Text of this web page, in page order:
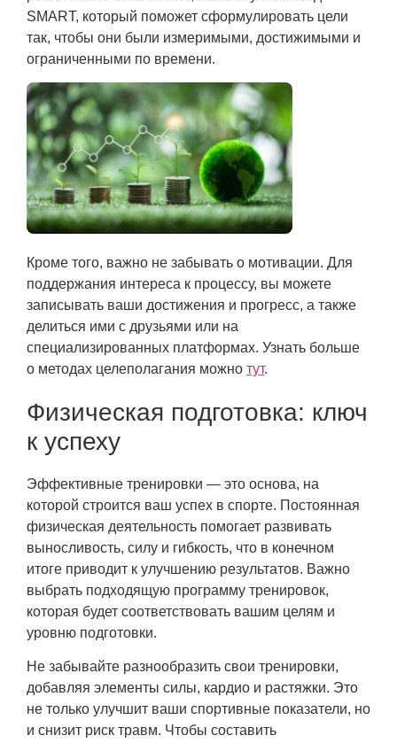
SMART, который поможет сформулировать цели
так, чтобы они были измеримыми, достижимыми и
ограниченными по времени.
Кроме того, важно не забывать о мотивации. Для
поддержания интереса к процессу, вы можете
записывать ваши достижения и прогресс, а также
делиться ими с друзьями или на
специализированных платформах. Узнать больше
о методах целеполагания можно тут.
Физическая подготовка: ключ
к успеху
Эффективные тренировки — это основа, на
которой строится ваш успех в спорте. Постоянная
физическая деятельность помогает развивать
выносливость, силу и гибкость, что в конечном
итоге приводит к улучшению результатов. Важно
выбрать подходящую программу тренировок,
которая будет соответствовать вашим целям и
уровню подготовки.
Не забывайте разнообразить свои тренировки,
добавляя элементы силы, кардио и растяжки. Это
не только улучшит ваши спортивные показатели, но
и снизит риск травм. Чтобы составить